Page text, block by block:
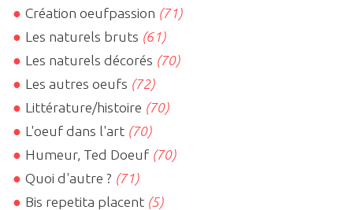
Création oeufpassion (71)
Les naturels bruts (61)
Les naturels décorés (70)
Les autres oeufs (72)
Littérature/histoire (70)
L'oeuf dans l'art (70)
Humeur, Ted Doeuf (70)
Quoi d'autre ? (71)
Bis repetita placent (5)